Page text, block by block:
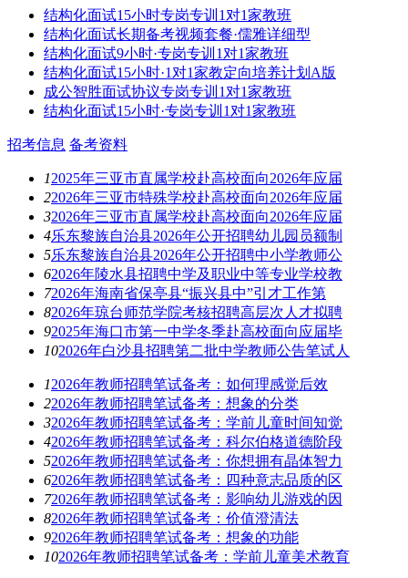
结构化面试15小时专岗专训1对1家教班
结构化面试长期备考视频套餐·儒雅详细型
结构化面试9小时·专岗专训1对1家教班
结构化面试15小时·1对1家教定向培养计划A版
成公智胜面试协议专岗专训1对1家教班
结构化面试15小时·专岗专训1对1家教班
招考信息 备考资料
12025年三亚市直属学校赴高校面向2026年应届
22026年三亚市特殊学校赴高校面向2026年应届
32026年三亚市直属学校赴高校面向2026年应届
4乐东黎族自治县2026年公开招聘幼儿园员额制
5乐东黎族自治县2026年公开招聘中小学教师公
62026年陵水县招聘中学及职业中等专业学校教
72026年海南省保亭县“振兴县中”引才工作第
82026年琼台师范学院考核招聘高层次人才拟聘
92025年海口市第一中学冬季赴高校面向应届毕
102026年白沙县招聘第二批中学教师公告笔试人
12026年教师招聘笔试备考：如何理感觉后效
22026年教师招聘笔试备考：想象的分类
32026年教师招聘笔试备考：学前儿童时间知觉
42026年教师招聘笔试备考：科尔伯格道德阶段
52026年教师招聘笔试备考：你想拥有晶体智力
62026年教师招聘笔试备考：四种意志品质的区
72026年教师招聘笔试备考：影响幼儿游戏的因
82026年教师招聘笔试备考：价值澄清法
92026年教师招聘笔试备考：想象的功能
102026年教师招聘笔试备考：学前儿童美术教育